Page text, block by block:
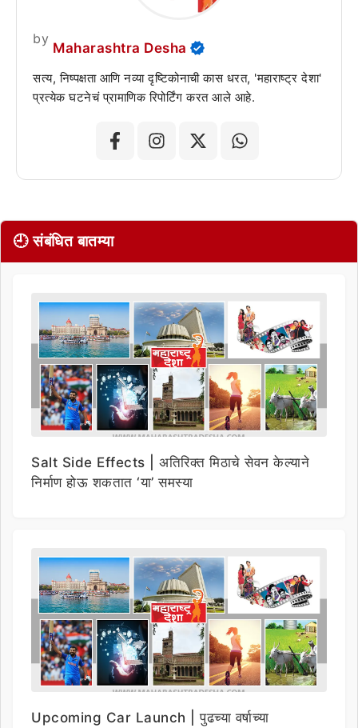
by
Maharashtra Desha
सत्य, निष्पक्षता आणि नव्या दृष्टिकोनाची कास धरत, 'महाराष्ट्र देशा'
प्रत्येक घटनेचं प्रामाणिक रिपोर्टिंग करत आले आहे.
🕘 संबंधित बातम्या
Salt Side Effects | अतिरिक्त मिठाचे सेवन केल्याने
निर्माण होऊ शकतात ‘या’ समस्या
Upcoming Car Launch | पुढच्या वर्षाच्या